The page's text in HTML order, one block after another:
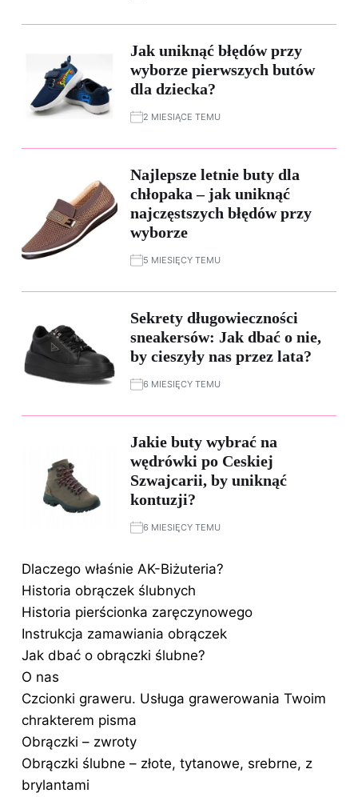
Jak uniknąć błędów przy
wyborze pierwszych butów
dla dziecka?
2 MIESIĄCE TEMU
Najlepsze letnie buty dla
chłopaka – jak uniknąć
najczęstszych błędów przy
wyborze
5 MIESIĘCY TEMU
Sekrety długowieczności
sneakersów: Jak dbać o nie,
by cieszyły nas przez lata?
6 MIESIĘCY TEMU
Jakie buty wybrać na
wędrówki po Ceskiej
Szwajcarii, by uniknąć
kontuzji?
6 MIESIĘCY TEMU
Dlaczego właśnie AK-Biżuteria?
Historia obrączek ślubnych
Historia pierścionka zaręczynowego
Instrukcja zamawiania obrączek
Jak dbać o obrączki ślubne?
O nas
Czcionki graweru. Usługa grawerowania Twoim
chrakterem pisma
Obrączki – zwroty
Obrączki ślubne – złote, tytanowe, srebrne, z
brylantami